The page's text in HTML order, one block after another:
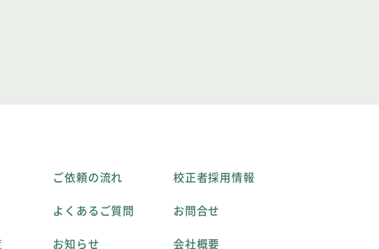
ご依頼の流れ
よくあるご質問
お知らせ
校正者採用情報
お問合せ
会社概要